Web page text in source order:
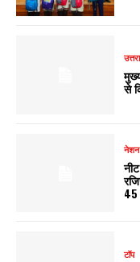
से
नेशन
45
टॉप